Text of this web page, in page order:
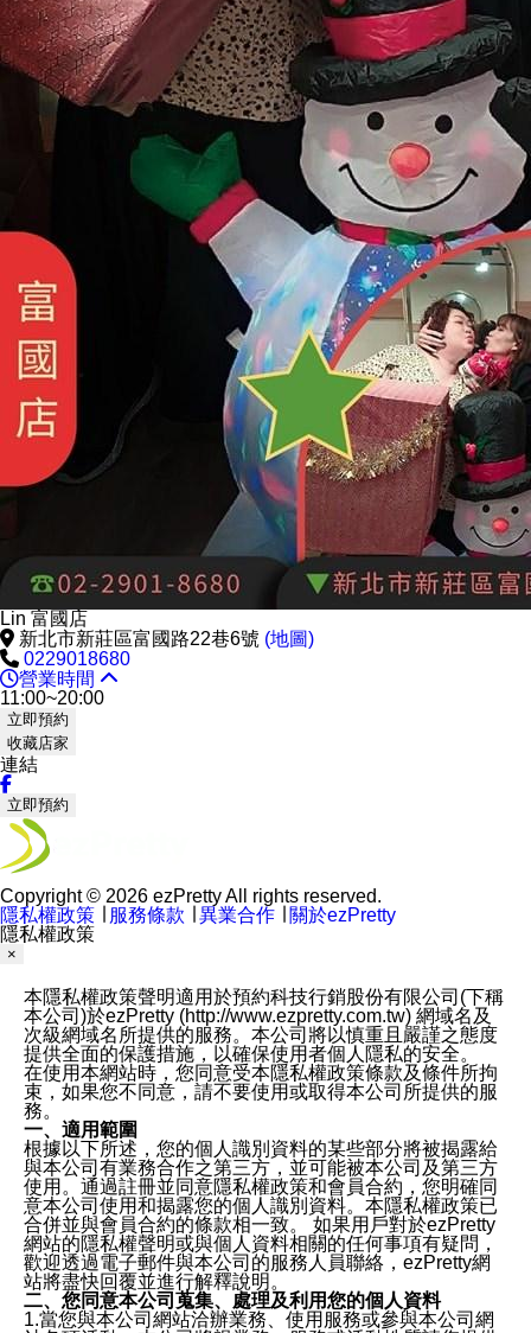
Lin 富國店
新北市新莊區富國路22巷6號 (地圖)
0229018680
營業時間
11:00~20:00
立即預約
收藏店家
連結
立即預約
Copyright © 2026 ezPretty All rights reserved.
隱私權政策
服務條款 異業合作
關於ezPretty
隱私權政策
×
本隱私權政策聲明適用於預約科技行銷股份有限公司(下稱
本公司)於ezPretty (http://www.ezpretty.com.tw) 網域名及
次級網域名所提供的服務。本公司將以慎重且嚴謹之態度
提供全面的保護措施，以確保使用者個人隱私的安全。
在使用本網站時，您同意受本隱私權政策條款及條件所拘
束，如果您不同意，請不要使用或取得本公司所提供的服
務。
一、適用範圍
根據以下所述，您的個人識別資料的某些部分將被揭露給
與本公司有業務合作之第三方，並可能被本公司及第三方
使用。通過註冊並同意隱私權政策和會員合約，您明確同
意本公司使用和揭露您的個人識別資料。本隱私權政策已
合併並與會員合約的條款相一致。 如果用戶對於ezPretty
網站的隱私權聲明或與個人資料相關的任何事項有疑問，
歡迎透過電子郵件與本公司的服務人員聯絡，ezPretty網
站將盡快回覆並進行解釋說明。
二、您同意本公司蒐集、處理及利用您的個人資料
1.當您與本公司網站洽辦業務、使用服務或參與本公司網